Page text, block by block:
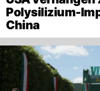
Polysilizium-
China